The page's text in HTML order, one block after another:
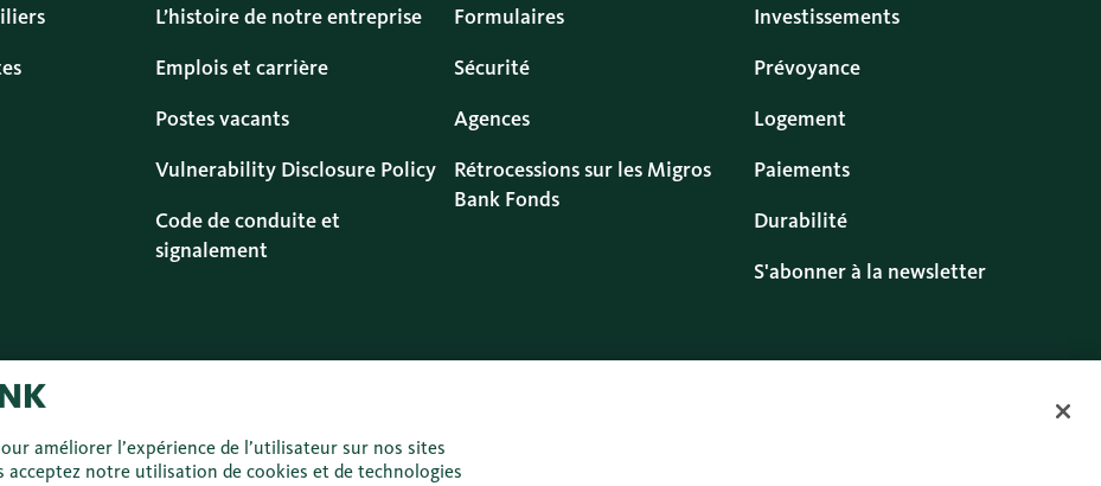
L’histoire de notre entreprise
Emplois et carrière
Postes vacants
Vulnerability Disclosure Policy
Code de conduite et
signalement
Formulaires
Sécurité
Agences
Rétrocessions sur les Migros
Bank Fonds
Investissements
Prévoyance
Logement
Paiements
Durabilité
S'abonner à la newsletter
Protection des
données
Informations
légales
Impressum
améliorer l’expérience de l’utilisateur sur nos sites
notre utilisation de cookies et de technologies